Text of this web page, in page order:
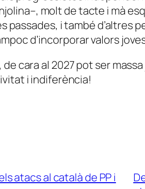
molt de tacte i mà
passades, i també d’altres
d’incorporar valors
cara al 2027 pot ser
i indiferència!
atacs al català de PP i